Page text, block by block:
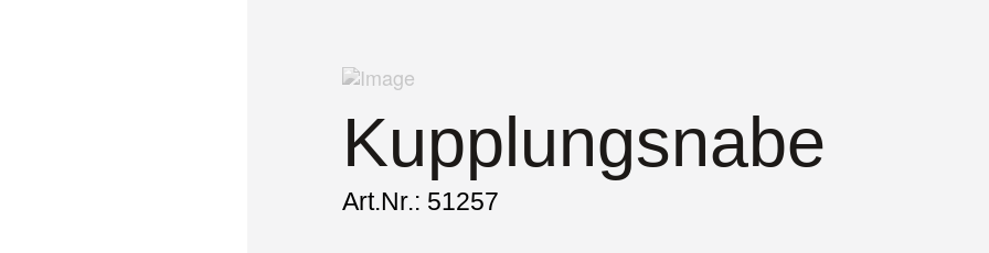
Kupplungsnabe
Art.Nr.: 51257